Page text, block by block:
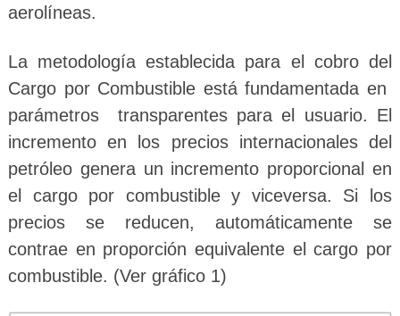
aerolíneas.
La metodología establecida para el cobro del
Cargo por Combustible está fundamentada en
parámetros transparentes para el usuario. El
incremento en los precios internacionales del
petróleo genera un incremento proporcional en
el cargo por combustible y viceversa. Si los
precios se reducen, automáticamente se
contrae en proporción equivalente el cargo por
combustible. (Ver gráfico 1)